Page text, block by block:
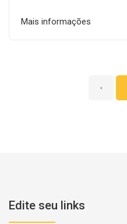
Mais informações
‹
Edite seu links